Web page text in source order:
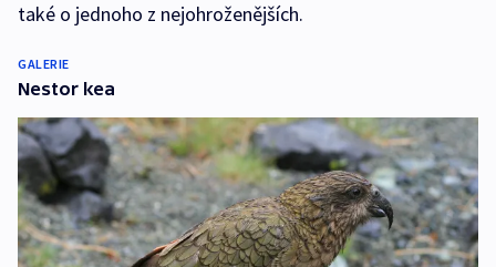
také o jednoho z nejohroženějších.
GALERIE
Nestor kea